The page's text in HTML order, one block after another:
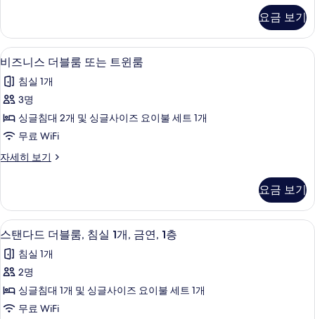
금
연
사
진
모
두
보
기
침
실
1
개,
금
연
세
히
기
요금 보기
비
즈
니
스
더
룸
는
트
윈
룸
사
진
모
비즈니스 더블룸 또는 트윈룸 | 1 개의
14
비즈니스 더블룸 또는 트윈룸
침실 1개
3명
싱글침대 2개 및 싱글사이즈 요이불 세트 1개
무료 WiFi
자세히 보기
비
더
블
룸
는
트
룸
자
요금 보기
스
탠
다
드
더
스탠다드 더블룸, 침실 1개, 금연, 1층 |
16
스탠다드 더블룸, 침실 1개, 금연, 1층
침실 1개
2명
싱글침대 1개 및 싱글사이즈 요이불 세트 1개
무료 WiFi